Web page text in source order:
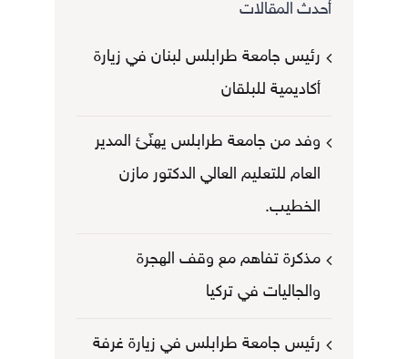
أحدث المقالات
رئيس جامعة طرابلس لبنان في زيارة
أكاديمية للبلقان
وفد من جامعة طرابلس يهنّئ المدير
العام للتعليم العالي الدكتور مازن
الخطيب.
مذكرة تفاهم مع وقف الهجرة
والجاليات في تركيا
رئيس جامعة طرابلس في زيارة غرفة